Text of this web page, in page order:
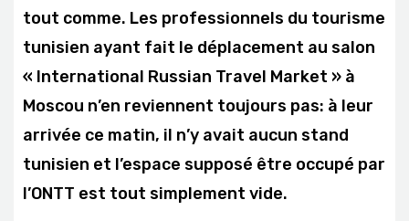
tout comme. Les professionnels du tourisme
tunisien ayant fait le déplacement au salon
« International Russian Travel Market » à
Moscou n’en reviennent toujours pas: à leur
arrivée ce matin, il n’y avait aucun stand
tunisien et l’espace supposé être occupé par
l’ONTT est tout simplement vide.